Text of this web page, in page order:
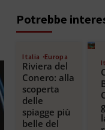
Potrebbe
Italia Europa
Riviera del
Conero: alla
scoperta
delle
spiagge più
belle del